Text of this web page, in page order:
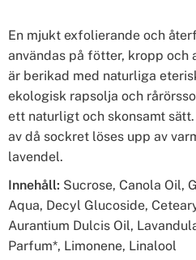
En mjukt exfolierande och
användas på fötter, kropp och
är berikad med naturliga
ekologisk rapsolja och
ett naturligt och skonsamt
av då sockret löses upp av
lavendel.
Innehåll: Sucrose, Canola Oil,
Aqua, Decyl Glucoside,
Aurantium Dulcis Oil,
Parfum*, Limonene, Linalool